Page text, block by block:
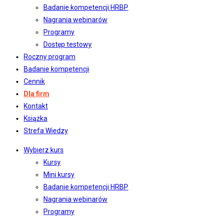
Badanie kompetencji HRBP
Nagrania webinarów
Programy
Dostęp testowy
Roczny program
Badanie kompetencji
Cennik
Dla firm
Kontakt
Książka
Strefa Wiedzy
Wybierz kurs
Kursy
Mini kursy
Badanie kompetencji HRBP
Nagrania webinarów
Programy